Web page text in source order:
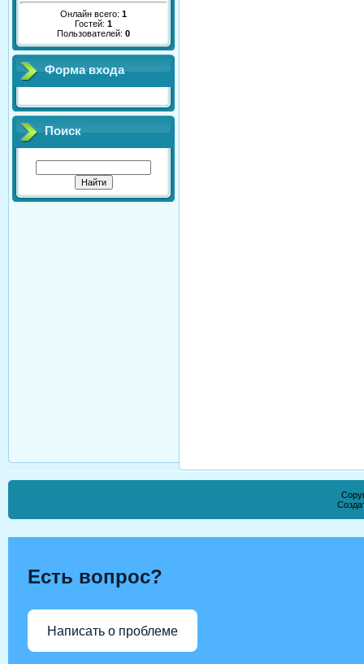
Онлайн всего: 1
Гостей: 1
Пользователей: 0
Форма входа
Поиск
Есть вопрос?
Написать о проблеме